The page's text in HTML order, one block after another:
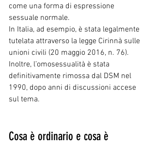
come una forma di espressione
sessuale normale.
In Italia, ad esempio, è stata legalmente
tutelata attraverso la legge Cirinnà sulle
unioni civili (20 maggio 2016, n. 76).
Inoltre, l’omosessualità è stata
definitivamente rimossa dal DSM nel
1990, dopo anni di discussioni accese
sul tema.
Cosa è ordinario e cosa è